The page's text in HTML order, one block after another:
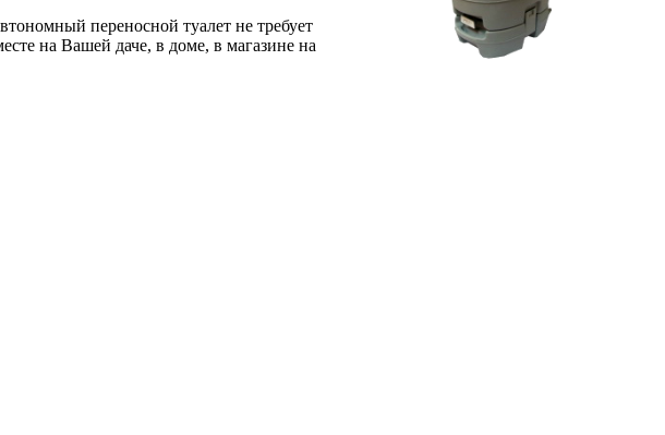
переносной туалет не требует
на Вашей даче, в доме, в магазине на